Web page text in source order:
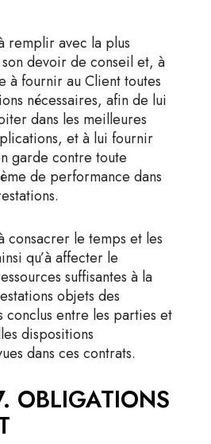
remplir avec la plus
devoir de conseil et, à
à fournir au Client toutes
nécessaires, afin de lui
dans les meilleures
et à lui fournir
garde contre toute
de performance dans
consacrer le temps et les
qu’à affecter le
suffisantes à la
objets des
conclus entre les parties et
dispositions
dans ces contrats.
OBLIGATIONS